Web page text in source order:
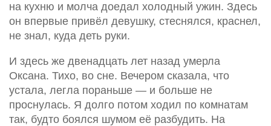
на кухню и молча доедал холодный ужин. Здесь
он впервые привёл девушку, стеснялся, краснел,
не знал, куда деть руки.
И здесь же двенадцать лет назад умерла
Оксана. Тихо, во сне. Вечером сказала, что
устала, легла пораньше — и больше не
проснулась. Я долго потом ходил по комнатам
так, будто боялся шумом её разбудить. На